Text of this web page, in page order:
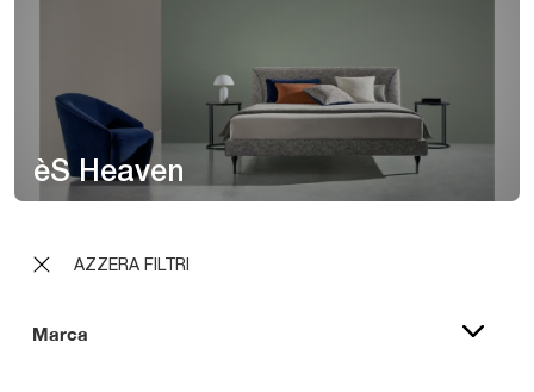
AZZERA FILTRI
Marca
èS Heaven